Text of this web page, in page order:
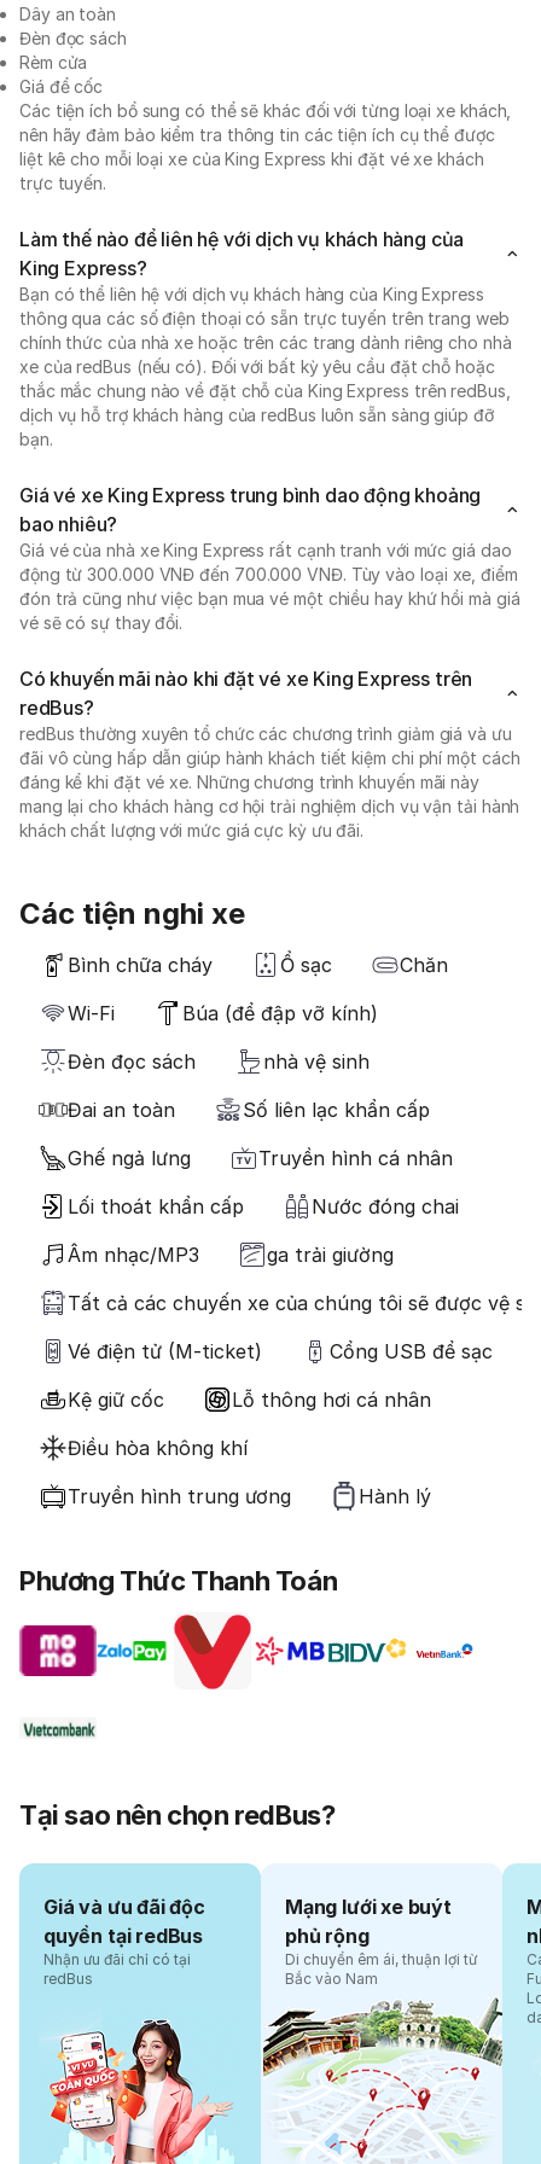
Dây an toàn
Đèn đọc sách
Rèm cửa
Giá để cốc
Các tiện ích bổ sung có thể sẽ khác đối với từng loại xe khách,
nên hãy đảm bảo kiểm tra thông tin các tiện ích cụ thể được
liệt kê cho mỗi loại xe của King Express khi đặt vé xe khách
trực tuyến.
Làm thế nào để liên hệ với dịch vụ khách hàng của
King Express?
Bạn có thể liên hệ với dịch vụ khách hàng của King Express
thông qua các số điện thoại có sẵn trực tuyến trên trang web
chính thức của nhà xe hoặc trên các trang dành riêng cho nhà
xe của redBus (nếu có). Đối với bất kỳ yêu cầu đặt chỗ hoặc
thắc mắc chung nào về đặt chỗ của King Express trên redBus,
dịch vụ hỗ trợ khách hàng của redBus luôn sẵn sàng giúp đỡ
bạn.
Giá vé xe King Express trung bình dao động khoảng
bao nhiêu?
Giá vé của nhà xe King Express rất cạnh tranh với mức giá dao
động từ 300.000 VNĐ đến 700.000 VNĐ. Tùy vào loại xe, điểm
đón trả cũng như việc bạn mua vé một chiều hay khứ hồi mà giá
vé sẽ có sự thay đổi.
Có khuyến mãi nào khi đặt vé xe King Express trên
redBus?
redBus thường xuyên tổ chức các chương trình giảm giá và ưu
đãi vô cùng hấp dẫn giúp hành khách tiết kiệm chi phí một cách
đáng kể khi đặt vé xe. Những chương trình khuyến mãi này
mang lại cho khách hàng cơ hội trải nghiệm dịch vụ vận tải hành
khách chất lượng với mức giá cực kỳ ưu đãi.
Các tiện nghi xe
Bình chữa cháy Ổ sạc
Chăn
Wi-Fi
Búa (để đập vỡ kính)
Đèn đọc sách
nhà vệ sinh
Đai an toàn
Số liên lạc khẩn cấp
Ghế ngả lưng
Truyền hình cá nhân
Lối thoát khẩn cấp
Nước đóng chai
Âm nhạc/MP3
ga trải giường
Tất cả các chuyến xe của chúng tôi sẽ được vệ
Vé điện tử (M-ticket)
Cổng USB để sạc
Kệ giữ cốc
Lỗ thông hơi cá nhân
Điều hòa không khí
Truyền hình trung ương
Hành lý
Phương Thức Thanh Toán
Tại sao nên chọn redBus?
Giá và ưu đãi độc
quyền tại redBus
Nhận ưu đãi chỉ có tại
redBus
Mạng lưới xe buýt
phủ rộng
Di chuyển êm ái, thuận lợi từ
Bắc vào Nam